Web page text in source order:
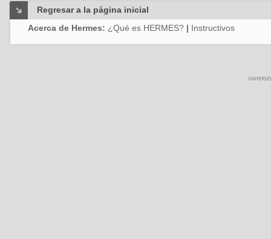
Regresar a la página inicial
Acerca de Hermes: ¿Qué es HERMES? | Instructivos